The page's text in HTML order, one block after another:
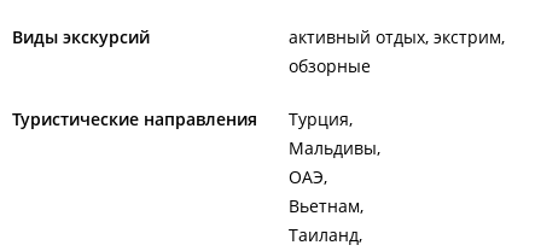
Виды экскурсий
активный отдых, экстрим
обзорные
Туристические направления
Турция
Мальдивы
ОАЭ
Вьетнам
Таиланд